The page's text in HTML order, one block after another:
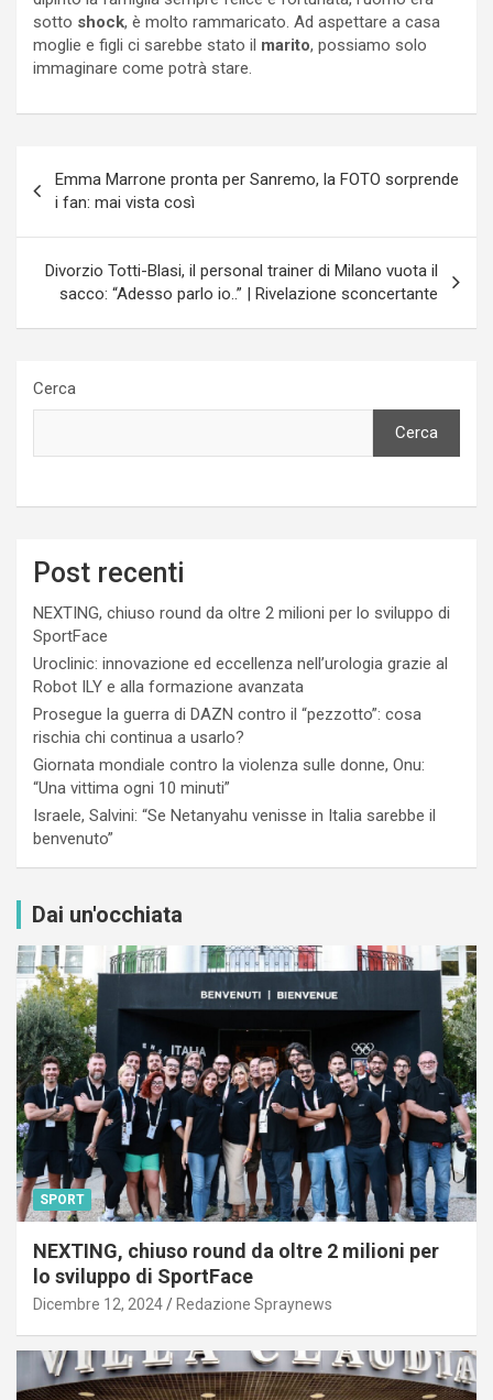
sotto shock, è molto rammaricato. Ad aspettare a casa
moglie e figli ci sarebbe stato il marito, possiamo solo
immaginare come potrà stare.
articoli
Emma Marrone pronta per Sanremo, la FOTO sorprende
i fan: mai vista così
Divorzio Totti-Blasi, il personal trainer di Milano vuota il
sacco: “Adesso parlo io..” | Rivelazione sconcertante
Cerca
Cerca
Post recenti
NEXTING, chiuso round da oltre 2 milioni per lo sviluppo di
SportFace
Uroclinic: innovazione ed eccellenza nell’urologia grazie al
Robot ILY e alla formazione avanzata
Prosegue la guerra di DAZN contro il “pezzotto”: cosa
rischia chi continua a usarlo?
Giornata mondiale contro la violenza sulle donne, Onu:
“Una vittima ogni 10 minuti”
Israele, Salvini: “Se Netanyahu venisse in Italia sarebbe il
benvenuto”
Dai un'occhiata
SPORT
NEXTING, chiuso round da oltre 2 milioni per
lo sviluppo di SportFace
Dicembre 12, 2024 Redazione Spraynews